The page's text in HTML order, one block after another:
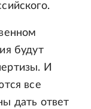
будут
И
все
дать ответ